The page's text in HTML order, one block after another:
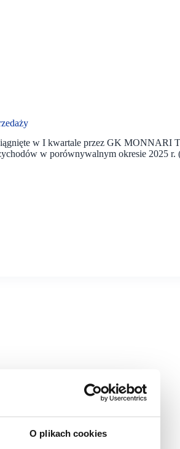
O plikach cookies
w I kwartale przez GK MONNARI
w porównywalnym okresie 2025 r.